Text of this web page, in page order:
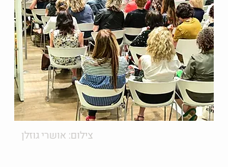
צילום: אושרי גוזלן